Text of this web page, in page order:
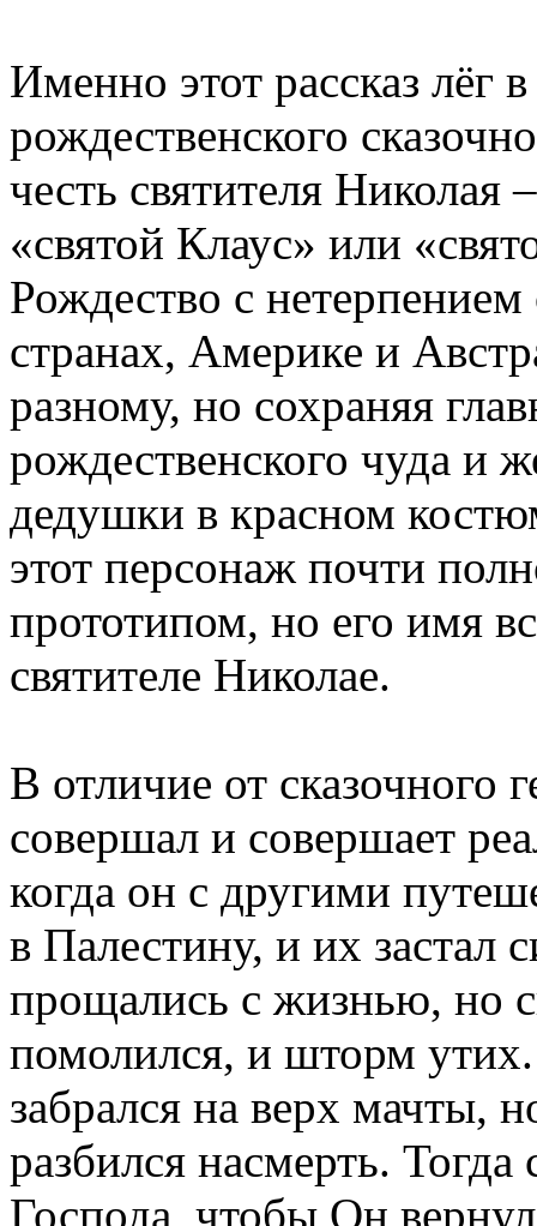
Именно этот рассказ лёг
рождественского
честь святителя Николая
«святой Клаус» или
Рождество с
странах, Америке и
разному, но сохраняя
рождественского чуда и
дедушки в красном
этот персонаж почти
прототипом, но его имя
святителе Николае.
В отличие от сказочного
совершал и совершает
когда он с другими
в Палестину, и их
прощались с жизнью, но
помолился, и шторм
забрался на верх мачты,
разбился насмерть.
Господа, чтобы Он